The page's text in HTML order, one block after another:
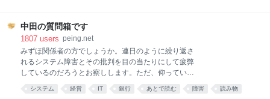
客単価ですし、2年契約です。一方クラウドツールに
なれた人から見るとすべてがくそ仕様で、キーボード
が完全に魔改造されておりパソコンユーザーは頭がバ
グります。さらに、操作途中でウィンドウを閉じるこ
とができず、最後まで操作して例えば売上帳簿を印刷
中田の質問箱です
1807 users peing.net
みずほ関係者の方でしょうか。連日のように繰り返さ
れるシステム障害とその批判を目の当たりにして疲弊
しているのだろうとお察しします。ただ、仰っている
内容はどれも妥当性に乏しいので、公言されるとます
ます批判の声が強まってしまうことが危惧されます。
システム 経営 IT 銀行 あとで読む 障害 読み物